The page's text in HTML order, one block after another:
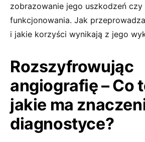
zobrazowanie jego uszkodzeń czy
funkcjonowania. Jak
i jakie korzyści wynikają z jego
Rozszyfrowując
angiografię – Co
jakie ma
diagnostyce?